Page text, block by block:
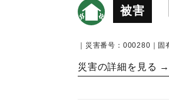
被害
｜災害番号：000280｜
災害の詳細を見る →